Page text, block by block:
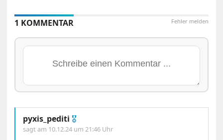
Fehler melden
1 KOMMENTAR
pyxis_pediti 🎖
sagt am 10.12.24 um 21:46 Uhr